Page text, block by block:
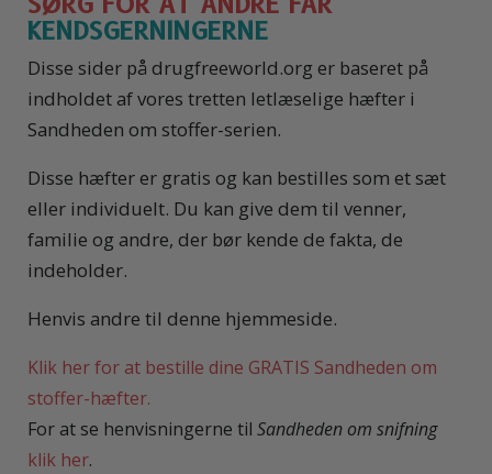
KENDSGERNINGERNE
Disse sider på drugfreeworld.org er baseret på
indholdet af vores tretten letlæselige hæfter i
Sandheden om stoffer-serien.
Disse hæfter er gratis og kan bestilles som et sæt
eller individuelt. Du kan give dem til venner,
familie og andre, der bør kende de fakta, de
indeholder.
Henvis andre til denne hjemmeside.
Klik her for at bestille dine GRATIS Sandheden om
stoffer-hæfter.
For at se henvisningerne til Sandheden om snifning
klik her.